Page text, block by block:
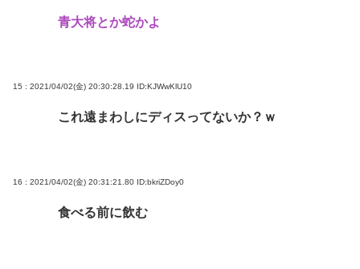
青大将とか蛇かよ
15 : 2021/04/02(金) 20:30:28.19 ID:KJWwKlU10
これ遠まわしにディスってないか？ｗ
16 : 2021/04/02(金) 20:31:21.80 ID:bkriZDoy0
食べる前に飲む